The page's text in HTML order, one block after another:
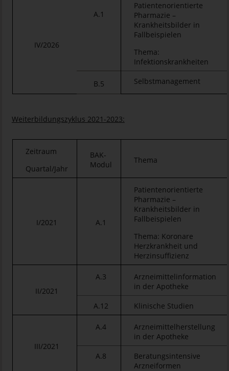
IV/2026
A.1
Patientenorientierte
Pharmazie –
Krankheitsbilder in
Fallbeispielen
Thema:
Infektionskrankheiten
B.5 Selbstmanagement
Weiterbildungszyklus 2021-2023:
Zeitraum
Quartal/Jahr
BAK-
Modul
Thema
I/2021 A.1
Patientenorientierte
Pharmazie –
Krankheitsbilder in
Fallbeispielen
Thema: Koronare
Herzkrankheit und
Herzinsuffizienz
II/2021
A.3
Arzneimittelinformation
in der Apotheke
A.12
Klinische Studien
III/2021
A.4
Arzneimittelherstellung
in der Apotheke
A.8
Beratungsintensive
Arzneiformen